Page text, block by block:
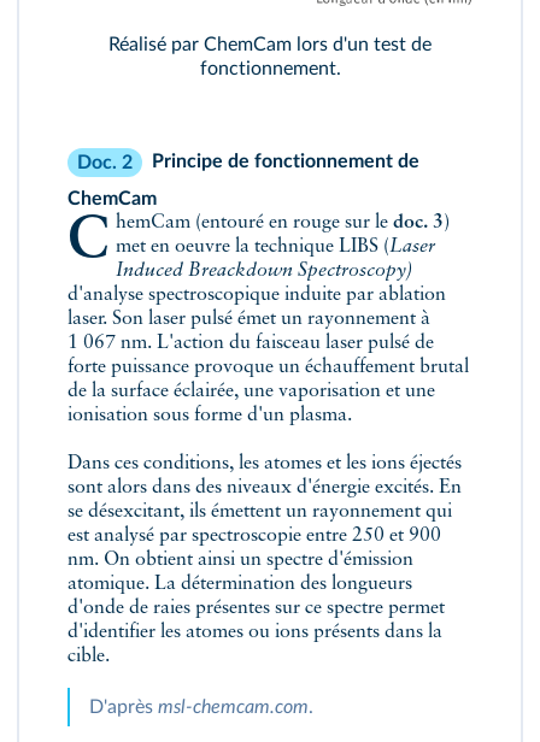
Réalisé par ChemCam lors d'un test de
fonctionnement.
Doc. 2
Principe de fonctionnement de
ChemCam
ChemCam (entouré en rouge sur le doc. 3)
met en oeuvre la technique LIBS (Laser
Induced Breackdown Spectroscopy)
d'analyse spectroscopique induite par ablation
laser. Son laser pulsé émet un rayonnement à
1 067 nm. L'action du faisceau laser pulsé de
forte puissance provoque un échauffement brutal
de la surface éclairée, une vaporisation et une
ionisation sous forme d'un plasma.
Dans ces conditions, les atomes et les ions éjectés
sont alors dans des niveaux d'énergie excités. En
se désexcitant, ils émettent un rayonnement qui
est analysé par spectroscopie entre 250 et 900
nm. On obtient ainsi un spectre d'émission
atomique. La détermination des longueurs
d'onde de raies présentes sur ce spectre permet
d'identifier les atomes ou ions présents dans la
cible.
D'après msl-chemcam.com.